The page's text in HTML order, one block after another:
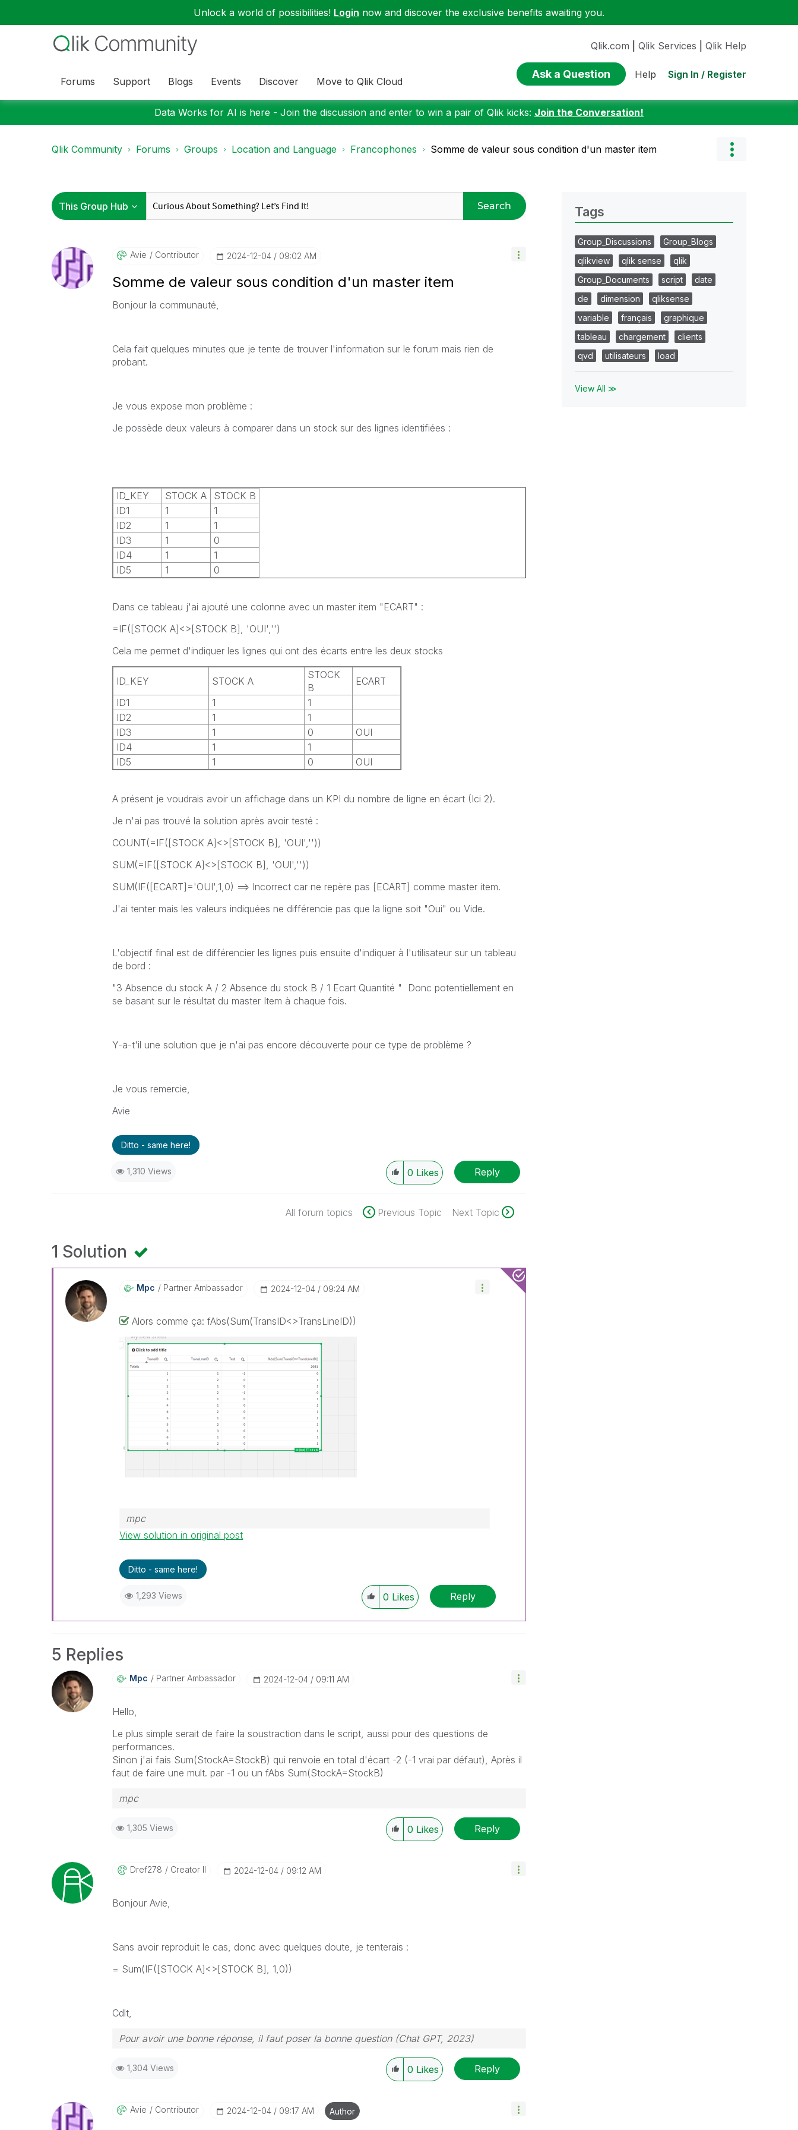
Unlock a world of possibilities! Login now and discover the exclusive benefits awaiting you.
Forums Support Blogs Events Discover Move to Qlik Cloud
Qlik.com Qlik Services Qlik Help
Ask a Question Help Sign In / Register
Data Works for AI is here - Join the discussion and enter to win a pair of Qlik kicks: Join the Conversation!
Qlik Community Forums Groups Location and Language Francophones Somme de valeur sous condition d'un master item
Search
Avie Contributor ‎2024-12-04 09:02 AM
Somme de valeur sous condition d'un master item
Bonjour la communauté,
Cela fait quelques minutes que je tente de trouver l'information sur le forum mais rien de
probant.
Je vous expose mon problème :
Je possède deux valeurs à comparer dans un stock sur des lignes identifiées :
ID_KEY STOCK A
STOCK B
ID1
1
1
ID2
1
1
ID3
1
0
ID4
1
1
ID5
1 0
Dans ce tableau j'ai ajouté une colonne avec un master item "ECART" :
=IF([STOCK A]<>[STOCK B], 'OUI','')
Cela me permet d'indiquer les lignes qui ont des écarts entre les deux stocks
ID_KEY STOCK A
STOCK
B
ECART
ID1
1
1
ID2
1
1
ID3
1 0
OUI
ID4
1
1
ID5
1 0 OUI
A présent je voudrais avoir un affichage dans un KPI du nombre de ligne en écart (Ici 2).
Je n'ai pas trouvé la solution après avoir testé :
COUNT(=IF([STOCK A]<>[STOCK B], 'OUI',''))
SUM(=IF([STOCK A]<>[STOCK B], 'OUI',''))
SUM(IF([ECART]='OUI',1,0) ==> Incorrect car ne repère pas [ECART] comme master item.
J'ai tenter mais les valeurs indiquées ne différencie pas que la ligne soit "Oui" ou Vide.
L'objectif final est de différencier les lignes puis ensuite d'indiquer à l'utilisateur sur un tableau
de bord :
"3 Absence du stock A / 2 Absence du stock B / 1 Ecart Quantité " Donc potentiellement en
se basant sur le résultat du master Item à chaque fois.
Y-a-t'il une solution que je n'ai pas encore découverte pour ce type de problème ?
Je vous remercie,
Avie
Ditto - same here!
1,310 Views 0 Likes Reply
All forum topics Previous Topic Next Topic
1 Solution
Mpc Partner Ambassador ‎2024-12-04 09:24 AM
Alors comme ça: fAbs(Sum(TransID<>TransLineID))
mpc
View solution in original post
Ditto - same here!
1,293 Views 0 Likes Reply
5 Replies
Mpc Partner Ambassador ‎2024-12-04 09:11 AM
Hello,
Le plus simple serait de faire la soustraction dans le script, aussi pour des questions de
performances.
Sinon j'ai fais Sum(StockA=StockB) qui renvoie en total d'écart -2 (-1 vrai par défaut), Après il
faut de faire une mult. par -1 ou un fAbs Sum(StockA=StockB)
mpc
1,305 Views 0 Likes Reply
Dref278 Creator II ‎2024-12-04 09:12 AM
Bonjour Avie,
Sans avoir reproduit le cas, donc avec quelques doute, je tenterais :
= Sum(IF([STOCK A]<>[STOCK B], 1,0))
Cdlt,
Pour avoir une bonne réponse, il faut poser la bonne question (Chat GPT, 2023)
1,304 Views 0 Likes Reply
Avie Contributor ‎2024-12-04 09:17 AM Author
Tags
Group_Discussions
Group_Blogs
qlikview
qlik sense
qlik
Group_Documents
script
date
de
dimension
qliksense
variable
français
graphique
tableau
chargement
clients
qvd
utilisateurs load
View All ≫